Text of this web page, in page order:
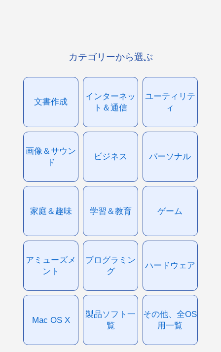
カテゴリーから選ぶ
文書作成
インターネッ
ト＆通信
ユーティリテ
ィ
画像＆サウン
ド
ビジネス パーソナル
家庭＆趣味 学習＆教育 ゲーム
アミューズメ
ント
プログラミン
グ
ハードウェア
Mac OS X
製品ソフト一
覧
その他、全OS
用一覧